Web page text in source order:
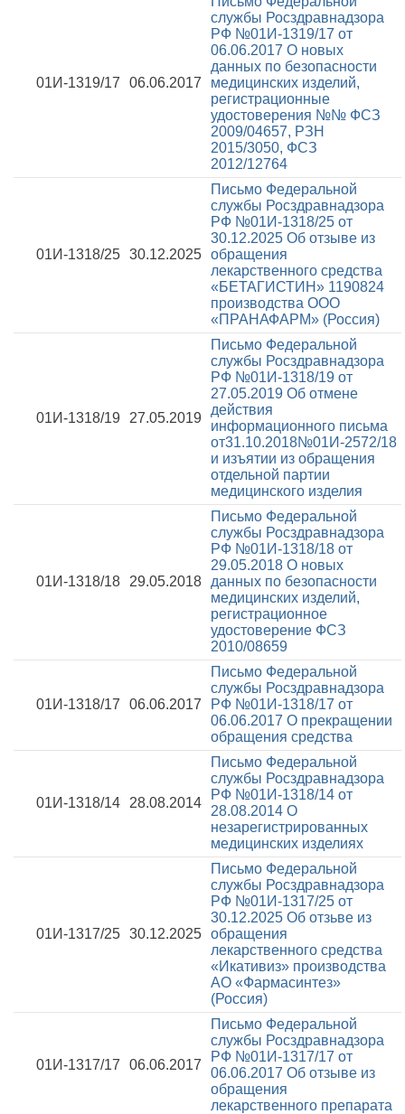
01И-1319/17 06.06.2017
службы Росздравнадзора
РФ №01И-1319/17 от
06.06.2017 О новых
данных по безопасности
медицинских изделий,
регистрационные
удостоверения №№ ФСЗ
2009/04657, РЗН
2015/3050, ФСЗ
2012/12764
01И-1318/25 30.12.2025
Письмо Федеральной
службы Росздравнадзора
РФ №01И-1318/25 от
30.12.2025 Об отзыве из
обращения
лекарственного средства
«БЕТАГИСТИН» 1190824
производства ООО
«ПРАНАФАРМ» (Россия)
01И-1318/19 27.05.2019
Письмо Федеральной
службы Росздравнадзора
РФ №01И-1318/19 от
27.05.2019 Об отмене
действия
информационного письма
от31.10.2018№01И-2572/18
и изъятии из обращения
отдельной партии
медицинского изделия
01И-1318/18 29.05.2018
Письмо Федеральной
службы Росздравнадзора
РФ №01И-1318/18 от
29.05.2018 О новых
данных по безопасности
медицинских изделий,
регистрационное
удостоверение ФСЗ
2010/08659
01И-1318/17 06.06.2017
Письмо Федеральной
службы Росздравнадзора
РФ №01И-1318/17 от
06.06.2017 О прекращении
обращения средства
01И-1318/14 28.08.2014
Письмо Федеральной
службы Росздравнадзора
РФ №01И-1318/14 от
28.08.2014 О
незарегистрированных
медицинских изделиях
01И-1317/25 30.12.2025
Письмо Федеральной
службы Росздравнадзора
РФ №01И-1317/25 от
30.12.2025 Об отзьве из
обращения
лекарственного средства
«Икативиз» производства
АО «Фармасинтез»
(Россия)
01И-1317/17 06.06.2017
Письмо Федеральной
службы Росздравнадзора
РФ №01И-1317/17 от
06.06.2017 Об отзыве из
обращения
лекарственного препарата